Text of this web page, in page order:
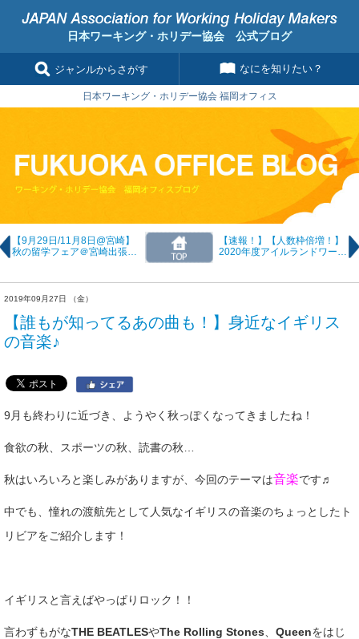
日本ワーキング・ホリデー協会 公式ブログ
ジャンルからさがす なにを知りたい？
日本ワーキング・ホリデー協会 福岡オフィス
【9月29日/11月8日@宮崎】
秋の留学フェア＠宮崎出張
【速報！】【人数枠倍増！】
2020年度アイルランドワーホ
2019年09月27日 （金）
【誰もが知ってるあの曲も！】身近なイギリス
の音楽♪
9月も終わりに近づき、ようやく秋っぽくなってきましたね！
食欲の秋、スポーツの秋、読書の秋…
秋はいろいろと楽しみがありますが、今回のテーマは音楽です♬
中でも、憧れの渡航先として人気なイギリスの音楽のちょっとしたト
リビアをご紹介します！
イギリスと言えばやっぱりロック！！
言わずもがなTHE BEATLESやThe Rolling Stones、 Queenをはじ